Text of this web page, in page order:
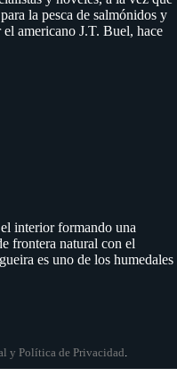
la pesca de salmónidos y
el americano J.T. Buel, hace
interior formando una
frontera natural con el
es uno de los humedales
y Política de Privacidad